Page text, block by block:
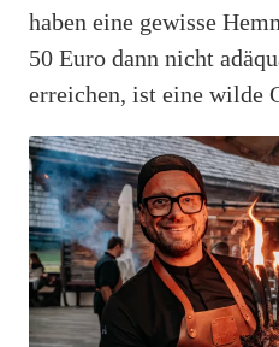
haben eine gewisse
50 Euro dann nicht
erreichen, ist eine wilde